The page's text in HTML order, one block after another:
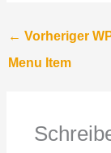
← Vorheriger
Menu Item